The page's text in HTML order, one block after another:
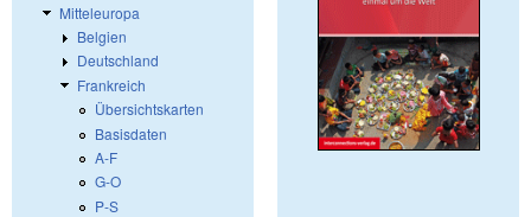
Mitteleuropa
Belgien
Deutschland
Frankreich
Übersichtskarten
Basisdaten
A-F
G-O
P-S